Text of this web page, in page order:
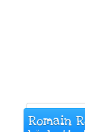
Romain